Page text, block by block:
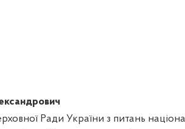
Ради України з питань